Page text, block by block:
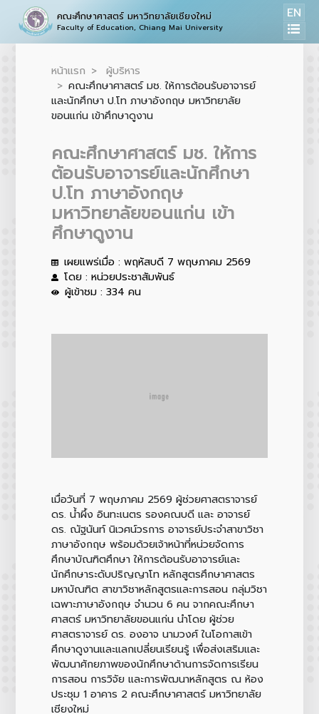
คณะศึกษาศาสตร์ มหาวิทยาลัยเชียงใหม่
Faculty of Education, Chiang Mai University
EN
หน้าแรก
ผู้บริหาร
คณะศึกษาศาสตร์ มช. ให้การต้อนรับอาจารย์
และนักศึกษา ป.โท ภาษาอังกฤษ มหาวิทยาลัย
ขอนแก่น เข้าศึกษาดูงาน
คณะศึกษาศาสตร์ มช. ให้การ
ต้อนรับอาจารย์และนักศึกษา
ป.โท ภาษาอังกฤษ
มหาวิทยาลัยขอนแก่น เข้า
ศึกษาดูงาน
เผยแพร่เมื่อ : พฤหัสบดี 7 พฤษภาคม 2569
โดย : หน่วยประชาสัมพันธ์
ผู้เข้าชม : 334 คน
เมื่อวันที่ 7 พฤษภาคม 2569 ผู้ช่วยศาสตราจารย์
ดร. น้ำผึ้ง อินทะเนตร รองคณบดี และ อาจารย์
ดร. ณัฐนันท์ นิเวศน์วรการ อาจารย์ประจำสาขาวิชา
ภาษาอังกฤษ พร้อมด้วยเจ้าหน้าที่หน่วยจัดการ
ศึกษาบัณฑิตศึกษา ให้การต้อนรับอาจารย์และ
นักศึกษาระดับปริญญาโท หลักสูตรศึกษาศาสตร
มหาบัณฑิต สาขาวิชาหลักสูตรและการสอน กลุ่มวิชา
เฉพาะภาษาอังกฤษ จำนวน 6 คน จากคณะศึกษา
ศาสตร์ มหาวิทยาลัยขอนแก่น นำโดย ผู้ช่วย
ศาสตราจารย์ ดร. องอาจ นามวงศ์ ในโอกาสเข้า
ศึกษาดูงานและแลกเปลี่ยนเรียนรู้ เพื่อส่งเสริมและ
พัฒนาศักยภาพของนักศึกษาด้านการจัดการเรียน
การสอน การวิจัย และการพัฒนาหลักสูตร ณ ห้อง
ประชุม 1 อาคาร 2 คณะศึกษาศาสตร์ มหาวิทยาลัย
เชียงใหม่